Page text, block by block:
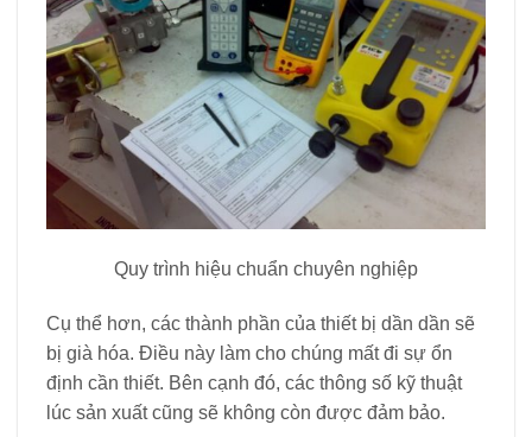
Quy trình hiệu chuẩn chuyên nghiệp
Cụ thể hơn, các thành phần của thiết bị dần dần sẽ
bị già hóa. Điều này làm cho chúng mất đi sự ổn
định cần thiết. Bên cạnh đó, các thông số kỹ thuật
lúc sản xuất cũng sẽ không còn được đảm bảo.